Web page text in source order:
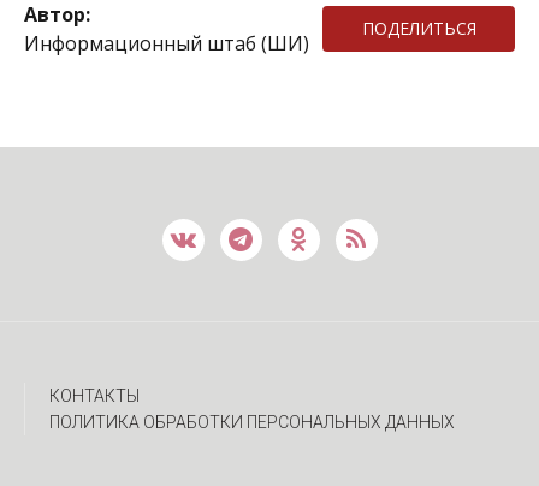
Автор:
Информационный штаб (ШИ)
ПОДЕЛИТЬСЯ
КОНТАКТЫ
ПОЛИТИКА ОБРАБОТКИ ПЕРСОНАЛЬНЫХ ДАННЫХ